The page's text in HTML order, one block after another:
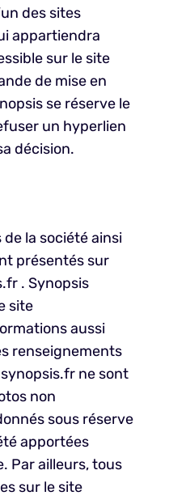
des sites
appartiendra
sur le site
de mise en
se réserve le
un hyperlien
décision.
la société ainsi
présentés sur
. Synopsis
site
aussi
renseignements
ne sont
non
sous réserve
apportées
Par ailleurs, tous
sur le site